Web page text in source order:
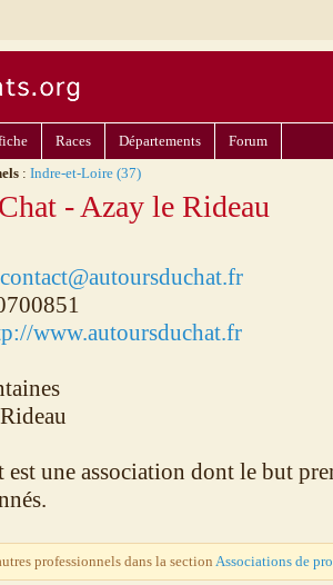
Races Départements
Forum
: Indre-et-Loire (37)
- Azay le Rideau
contact@autoursduchat.fr
www.autoursduchat.fr
une association dont le but
professionnels dans la section Associations de